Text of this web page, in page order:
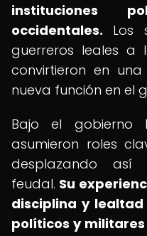
instituciones
occidentales. Los
guerreros leales a
convirtieron en
nueva función en el
Bajo el gobierno
asumieron roles
desplazando así
feudal. Su
disciplina y
políticos y